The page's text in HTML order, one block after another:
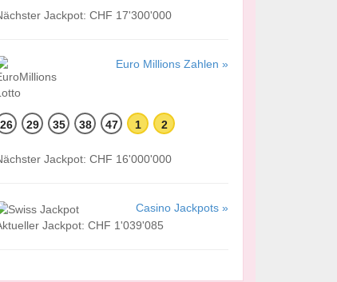
Jackpot: CHF 17'300'000
Euro Millions Zahlen »
26 29 35 38 47 1 2
Jackpot: CHF 16'000'000
Casino Jackpots »
Jackpot: CHF 1'039'085